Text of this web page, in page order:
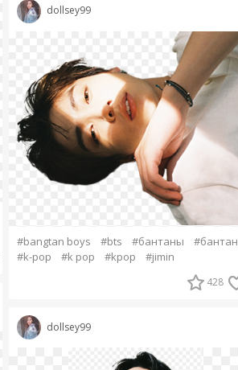
dollsey99
#bangtan boys #bts #бантаны
#бантан
#k-pop
#k pop #kpop #jimin
428
dollsey99